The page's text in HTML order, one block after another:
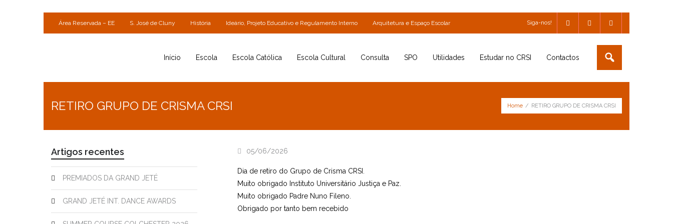
Área Reservada – EE S. José de Cluny História Ideário, Projeto Educativo e Regulamento Interno Arquitetura e Espaço Escolar Siga-nos!
Início Escola Escola Católica Escola Cultural Consulta SPO Utilidades Estudar no CRSI Contactos
RETIRO GRUPO DE CRISMA CRSI Home / RETIRO GRUPO DE CRISMA CRSI
05/06/2026
Dia de retiro do Grupo de Crisma CRSI.
Muito obrigado Instituto Universitário Justiça e Paz.
Muito obrigado Padre Nuno Fileno.
Obrigado por tanto bem recebido
Artigos recentes
PREMIADOS DA GRAND JETÉ
GRAND JETÉ INT. DANCE AWARDS